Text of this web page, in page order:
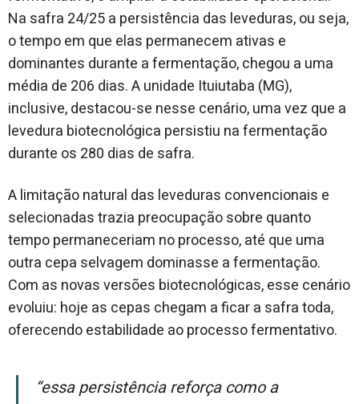
Na safra 24/25 a persistência das leveduras, ou seja,
o tempo em que elas permanecem ativas e
dominantes durante a fermentação, chegou a uma
média de 206 dias. A unidade Ituiutaba (MG),
inclusive, destacou-se nesse cenário, uma vez que a
levedura biotecnológica persistiu na fermentação
durante os 280 dias de safra.
A limitação natural das leveduras convencionais e
selecionadas trazia preocupação sobre quanto
tempo permaneceriam no processo, até que uma
outra cepa selvagem dominasse a fermentação.
Com as novas versões biotecnológicas, esse cenário
evoluiu: hoje as cepas chegam a ficar a safra toda,
oferecendo estabilidade ao processo fermentativo.
“Essa persistência reforça como a